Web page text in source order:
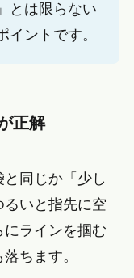
とは限らない
ントです。
正解
同じか「少し
るいと指先に空
ラインを掴む
ちます。